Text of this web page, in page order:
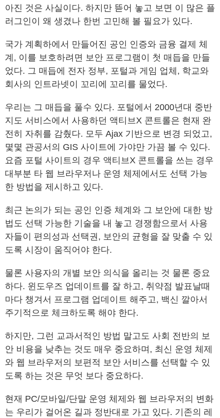
아진 것은 사실이다. 하지만 뜯어 놓고 보면 이 많은 플
러그인이 왜 생겼나 한번 고민해 볼 필요가 있다.
국가 계획하에서 만들어진 공인 인증와 금융 결제 체
계, 이를 보호하려면 보안 프로그램이 첫 매듭을 만들
었다. 그 매듭에 전자 정부, 포털과 게임 업체, 학교와
회사의 인트라넷이 꼬리에 꼬리를 물었다.
우리는 그 매듭을 풀수 있다. 포털에서 2000년대 중반
지도 서비스에서 사용하던 액티브X 콘트롤은 현재 완
전히 자취를 감췄다. 모두 Ajax 기반으로 변경 되었고,
몇몇 관공서의 GIS 사이트에 가야만 가끔 볼 수 있다.
요즘 포털 사이트의 경우 액티브X 콘트롤을 쓰는 경우
대부분 타 웹 브라우저나 운영 체제에서도 선택 가능
한 방법을 제시하고 있다.
최근 논의가 되는 공인 인증 체계와 그 보안에 대한 방
법도 선택 가능한 기술을 내 놓고 경쟁함으로서 사용
자들이 편의성과 선택권, 보안의 균형을 잘 맞출 수 있
도록 시장이 움직어야 한다.
물론 사용자의 개별 보안 의식을 올리는 것 물론 중요
하다. 윈도우즈 업데이트를 잘 하고, 취약점 발표날때
마다 챙겨서 프로그램 업데이트 해주고, 백신 깔아서
주기적으로 체크하도록 해야 한다.
하지만, 그런 교과서적인 방법 말고도 사회 전반의 보
안 비용을 낮추는 것도 매우 중요하며, 최신 운영 체제
와 웹 브라우저의 보편적 보안 서비스를 선택할 수 있
도록 하는 것은 무엇 보다 중요하다.
현재 PC/모바일/단말 운영 체제와 웹 브라우저의 변화
는 우리가 걸어온 길과 정반대로 가고 있다. 기존의 레